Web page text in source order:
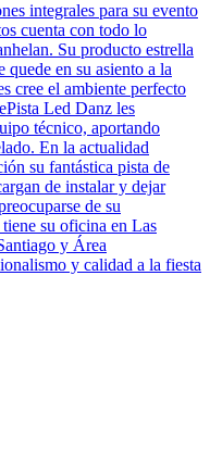
integrales para su evento
cuenta con todo lo
Su producto estrella
quede en su asiento a la
cree el ambiente perfecto
Led Danz les
técnico, aportando
En la actualidad
su fantástica pista de
de instalar y dejar
de su
su oficina en Las
y Área
y calidad a la fiesta